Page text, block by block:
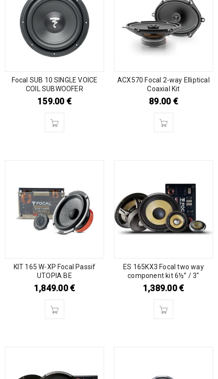
Focal SUB 10 SINGLE VOICE
COIL SUBWOOFER
159.00 €
ACX570 Focal 2-way Elliptical
Coaxial Kit
89.00 €
KIT 165 W-XP Focal Passif
UTOPIA BE
1,849.00€
ES 165KX3 Focal two way
component kit 6½” / 3″
1,389.00€